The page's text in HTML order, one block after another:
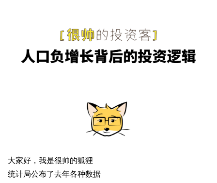
大家好，我是很帅的狐狸
统计局公布了去年各种数据